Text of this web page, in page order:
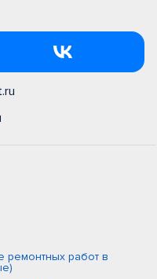
ремонтных работ в